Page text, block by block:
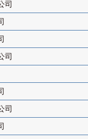
司
司
司